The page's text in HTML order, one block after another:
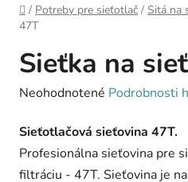
Domov
/ Potreby pre sieťotlač / Sitá na
47T
Sieťka na
Priemerné
produktu
je
0,0
Neohodnotené Podrobnosti
Sieťotlačová sieťovina 47T.
Profesionálna sieťovina pre
filtráciu - 47T. Sieťovina je